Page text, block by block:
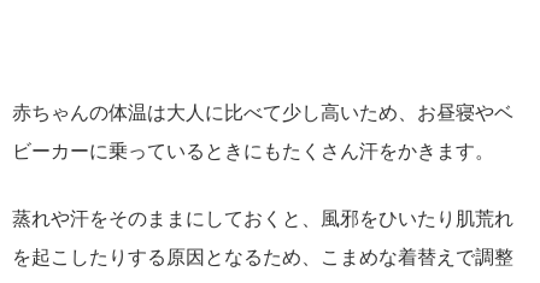
赤ちゃんの体温は大人に比べて少し高いため、お昼寝やベ
ビーカーに乗っているときにもたくさん汗をかきます。
蒸れや汗をそのままにしておくと、風邪をひいたり肌荒れ
を起こしたりする原因となるため、こまめな着替えで調整